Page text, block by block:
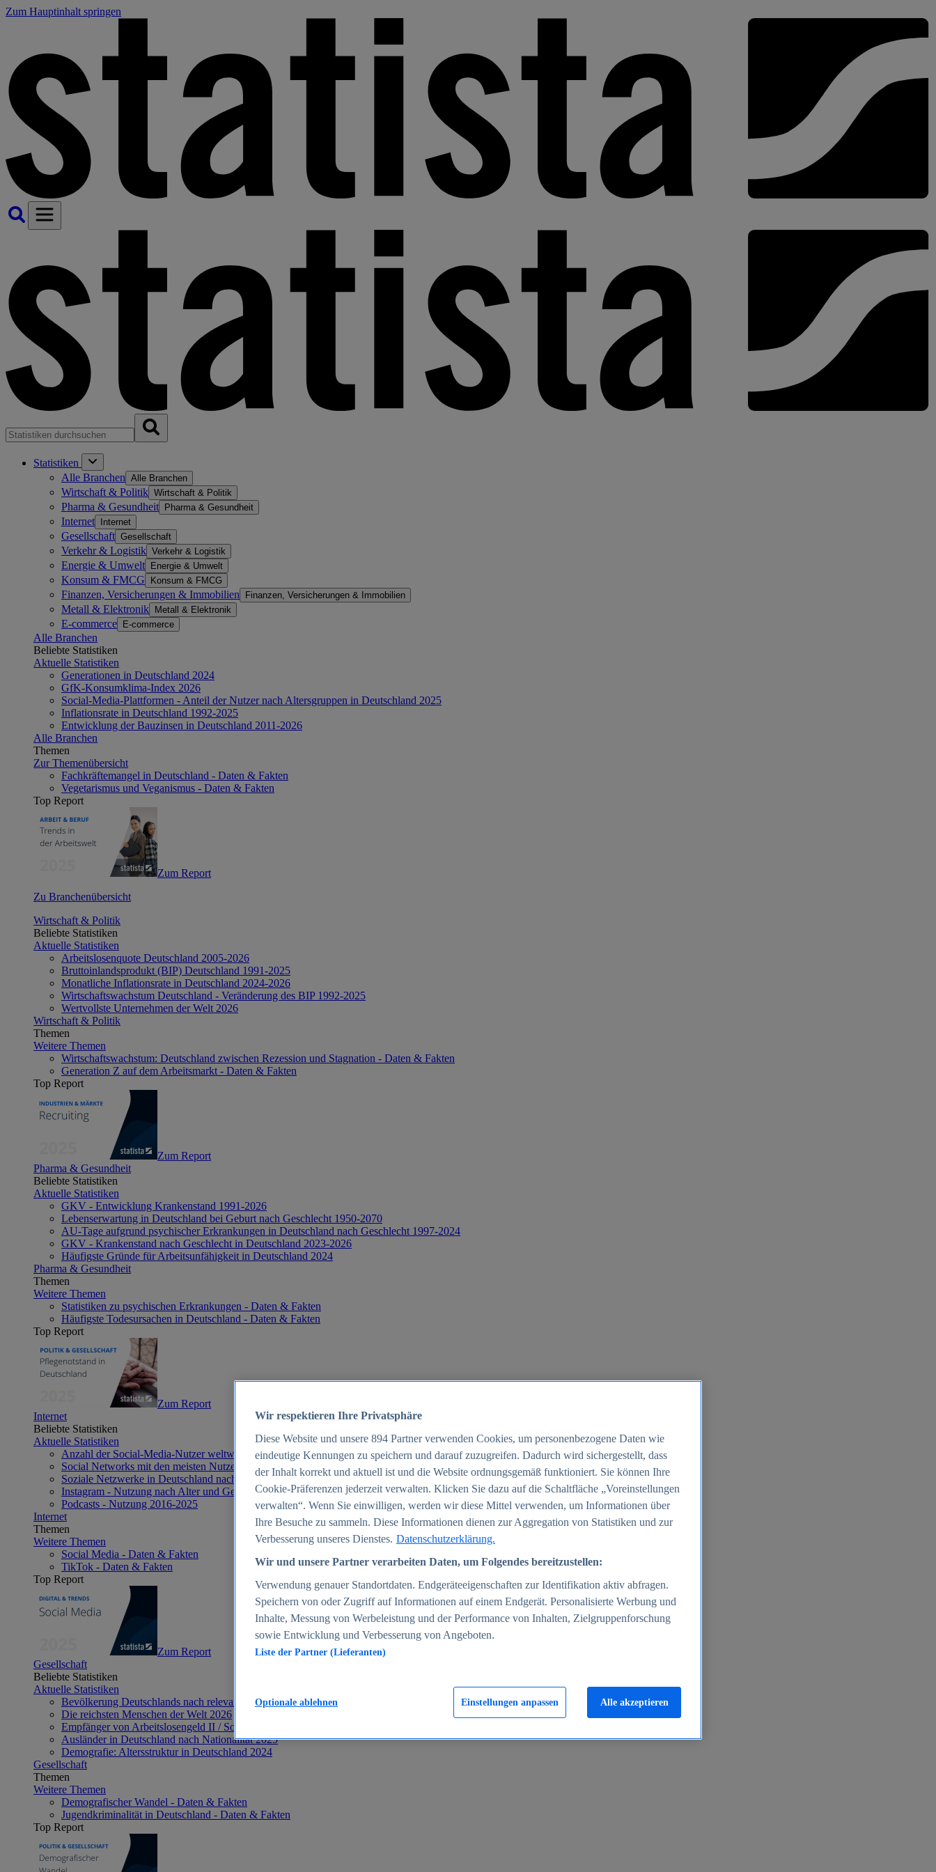
Zum Hauptinhalt springen
Statistiken
Alle Branchen Alle Branchen
Wirtschaft & Politik Wirtschaft & Politik
Pharma & Gesundheit Pharma & Gesundheit
Internet Internet
Gesellschaft Gesellschaft
Verkehr & Logistik Verkehr & Logistik
Energie & Umwelt Energie & Umwelt
Konsum & FMCG Konsum & FMCG
Finanzen, Versicherungen & Immobilien Finanzen, Versicherungen & Immobilien
Metall & Elektronik Metall & Elektronik
E-commerce E-commerce
Alle Branchen
Beliebte Statistiken
Aktuelle Statistiken
Generationen in Deutschland 2024
GfK-Konsumklima-Index 2026
Social-Media-Plattformen - Anteil der Nutzer nach Altersgruppen in Deutschland 2025
Inflationsrate in Deutschland 1992-2025
Entwicklung der Bauzinsen in Deutschland 2011-2026
Alle Branchen
Themen
Zur Themenübersicht
Fachkräftemangel in Deutschland - Daten & Fakten
Vegetarismus und Veganismus - Daten & Fakten
Top Report
Zum Report
Zu Branchenübersicht
Wirtschaft & Politik
Beliebte Statistiken
Aktuelle Statistiken
Arbeitslosenquote Deutschland 2005-2026
Bruttoinlandsprodukt (BIP) Deutschland 1991-2025
Monatliche Inflationsrate in Deutschland 2024-2026
Wirtschaftswachstum Deutschland - Veränderung des BIP 1992-2025
Wertvollste Unternehmen der Welt 2026
Wirtschaft & Politik
Themen
Weitere Themen
Wirtschaftswachstum: Deutschland zwischen Rezession und Stagnation - Daten & Fakten
Generation Z auf dem Arbeitsmarkt - Daten & Fakten
Top Report
Zum Report
Pharma & Gesundheit
Beliebte Statistiken
Aktuelle Statistiken
GKV - Entwicklung Krankenstand 1991-2026
Lebenserwartung in Deutschland bei Geburt nach Geschlecht 1950-2070
AU-Tage aufgrund psychischer Erkrankungen in Deutschland nach Geschlecht 1997-2024
GKV - Krankenstand nach Geschlecht in Deutschland 2023-2026
Häufigste Gründe für Arbeitsunfähigkeit in Deutschland 2024
Pharma & Gesundheit
Themen
Weitere Themen
Statistiken zu psychischen Erkrankungen - Daten & Fakten
Häufigste Todesursachen in Deutschland - Daten & Fakten
Top Report
Zum Report
Internet
Beliebte Statistiken
Aktuelle Statistiken
Anzahl der Social-Media-Nutzer weltweit 2012-2025
Social Networks mit den meisten Nutzern weltweit 2025
Soziale Netzwerke in Deutschland nach Generationen 2025
Instagram - Nutzung nach Alter und Geschlecht in Deutschland 2025
Podcasts - Nutzung 2016-2025
Internet
Themen
Weitere Themen
Social Media - Daten & Fakten
TikTok - Daten & Fakten
Top Report
Zum Report
Gesellschaft
Beliebte Statistiken
Aktuelle Statistiken
Bevölkerung Deutschlands nach relevanten Altersgruppen 2024
Die reichsten Menschen der Welt 2026
Empfänger von Arbeitslosengeld II / Sozialgeld / Bürgergeld in Deutschland 2005-2025
Ausländer in Deutschland nach Nationalität 2025
Demografie: Altersstruktur in Deutschland 2024
Gesellschaft
Themen
Weitere Themen
Demografischer Wandel - Daten & Fakten
Jugendkriminalität in Deutschland - Daten & Fakten
Top Report
Wir respektieren Ihre Privatsphäre
Diese Website und unsere 894 Partner verwenden Cookies, um personenbezogene Daten wie
eindeutige Kennungen zu speichern und darauf zuzugreifen. Dadurch wird sichergestellt, dass
der Inhalt korrekt und aktuell ist und die Website ordnungsgemäß funktioniert. Sie können Ihre
Cookie-Präferenzen jederzeit verwalten. Klicken Sie dazu auf die Schaltfläche „Voreinstellungen
verwalten“. Wenn Sie einwilligen, werden wir diese Mittel verwenden, um Informationen über
Ihre Besuche zu sammeln. Diese Informationen dienen zur Aggregation von Statistiken und zur
Verbesserung unseres Dienstes. Datenschutzerklärung.
Wir und unsere Partner verarbeiten Daten, um Folgendes bereitzustellen:
Verwendung genauer Standortdaten. Endgeräteeigenschaften zur Identifikation aktiv abfragen.
Speichern von oder Zugriff auf Informationen auf einem Endgerät. Personalisierte Werbung und
Inhalte, Messung von Werbeleistung und der Performance von Inhalten, Zielgruppenforschung
sowie Entwicklung und Verbesserung von Angeboten.
Liste der Partner (Lieferanten)
Einstellungen anpassen
Optionale ablehnen Alle akzeptieren